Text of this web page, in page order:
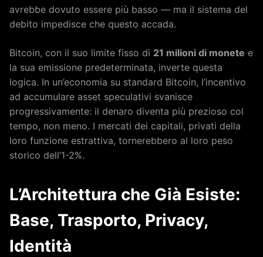
avrebbe dovuto essere più basso — ma il sistema del
debito impedisce che questo accada.
Bitcoin, con il suo limite fisso di 21 milioni di monete e
la sua emissione predeterminata, inverte questa
logica. In un’economia su standard Bitcoin, l’incentivo
ad accumulare asset speculativi svanisce
progressivamente: il denaro diventa più prezioso col
tempo, non meno. I mercati dei capitali, privati della
loro funzione estrattiva, tornerebbero al loro peso
storico dell’1-2%.
L’Architettura che Già Esiste:
Base, Trasporto, Privacy,
Identità